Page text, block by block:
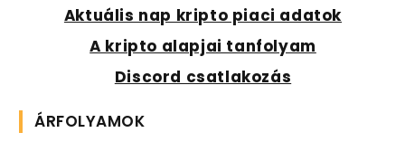
Aktuális nap kripto piaci adatok
A kripto alapjai tanfolyam
Discord csatlakozás
ÁRFOLYAMOK